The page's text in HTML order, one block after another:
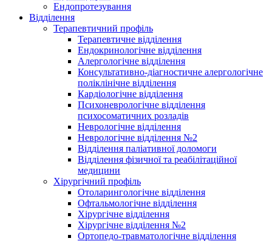
Ендопротезування
Відділення
Терапевтичний профіль
Терапевтичне відділення
Ендокринологічне відділення
Алергологічне відділення
Консультативно-діагностичне алергологічне
поліклінічне відділення
Кардіологічне відділення
Психоневрологічне відділення
психосоматичних розладів
Неврологічне відділення
Неврологічне відділення №2
Відділення паліативної доломоги
Відділення фізичної та реабілітаційної
медицини
Хірургічний профіль
Отоларингологічне відділення
Офтальмологічне відділення
Хірургічне відділення
Хірургічне відділення №2
Ортопедо-травматологічне відділення